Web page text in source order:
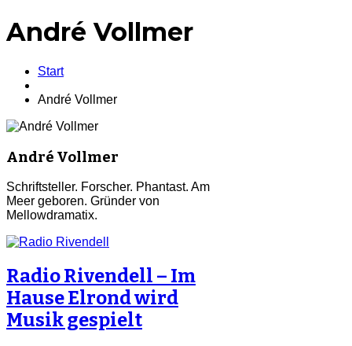
André Vollmer
Start
André Vollmer
André Vollmer
Schriftsteller. Forscher. Phantast. Am
Meer geboren. Gründer von
Mellowdramatix.
Radio Rivendell – Im
Hause Elrond wird
Musik gespielt